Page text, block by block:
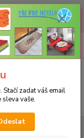
PRODUKTŮ ZA LEPŠÍ
0ks
za0 Kč
úpravou
Stačí zadat váš email
sleva vaše.